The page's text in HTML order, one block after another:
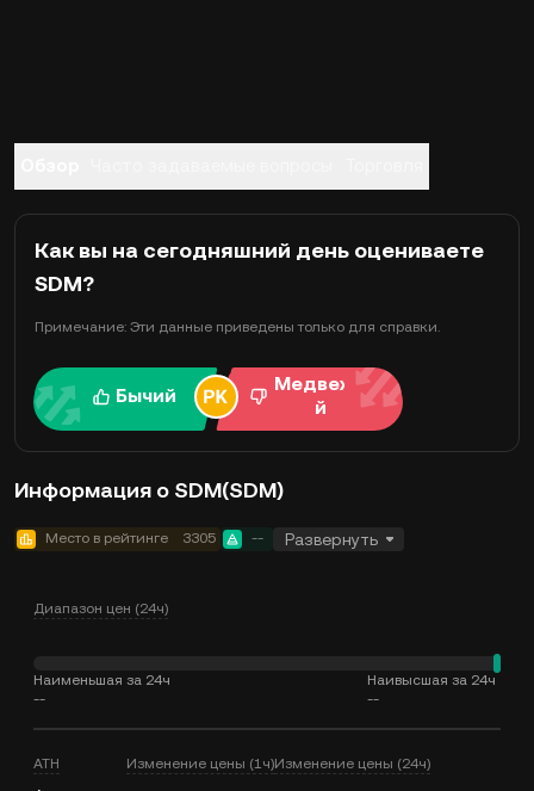
Как вы на сегодняшний день оцениваете
SDM?
Примечание: Эти данные приведены только для справки.
Бычий
Медвежи
й
Информация о SDM(SDM)
Место в рейтинге 3305 -- Развернуть
Диапазон цен (24ч)
Наименьшая за 24ч
--
Наивысшая за 24ч
--
ATH Изменение цены (1ч)Изменение цены (24ч)